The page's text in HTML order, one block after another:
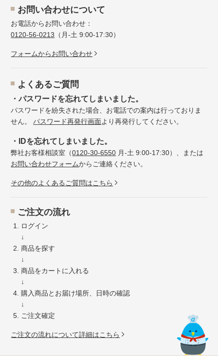
お問い合わせについて
お電話からお問い合わせ：
0120-56-0213 （月-土 9:00-17:30）
フォームからお問い合わせ
よくあるご質問
・パスワードを忘れてしまいました。
パスワードを紛失された場合、お電話での案内は行っておりま
せん。パスワード再発行画面より再発行してください。
・IDを忘れてしまいました。
弊社お客様相談室（0120-30-6550 月-土 9:00-17:30）、または
お問い合わせフォームからご連絡ください。
その他のよくあるご質問はこちら
ご注文の流れ
ログイン
↓
商品を探す
↓
商品をカートに入れる
↓
購入商品とお届け場所、日時の確認
↓
ご注文確定
ご注文の流れについて詳細はこちら